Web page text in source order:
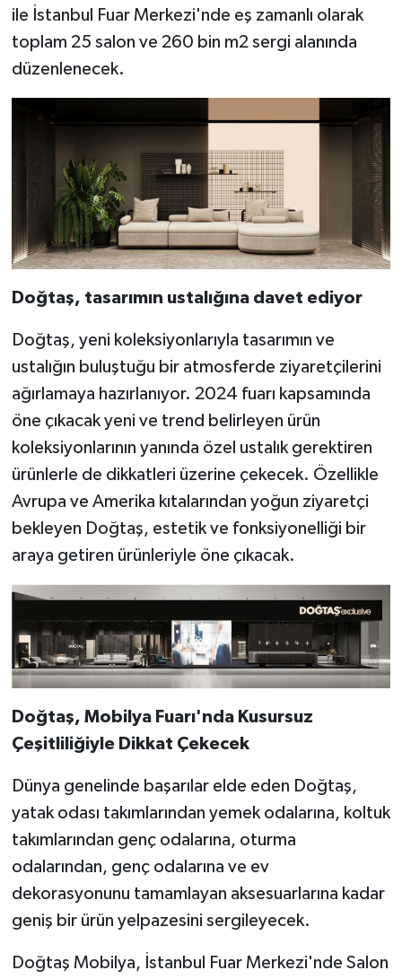
ile İstanbul Fuar Merkezi'nde eş zamanlı olarak
toplam 25 salon ve 260 bin m2 sergi alanında
düzenlenecek.
Doğtaş, tasarımın ustalığına davet ediyor
Doğtaş, yeni koleksiyonlarıyla tasarımın ve
ustalığın buluştuğu bir atmosferde ziyaretçilerini
ağırlamaya hazırlanıyor. 2024 fuarı kapsamında
öne çıkacak yeni ve trend belirleyen ürün
koleksiyonlarının yanında özel ustalık gerektiren
ürünlerle de dikkatleri üzerine çekecek. Özellikle
Avrupa ve Amerika kıtalarından yoğun ziyaretçi
bekleyen Doğtaş, estetik ve fonksiyonelliği bir
araya getiren ürünleriyle öne çıkacak.
Doğtaş, Mobilya Fuarı'nda Kusursuz
Çeşitliliğiyle Dikkat Çekecek
Dünya genelinde başarılar elde eden Doğtaş,
yatak odası takımlarından yemek odalarına, koltuk
takımlarından genç odalarına, oturma
odalarından, genç odalarına ve ev
dekorasyonunu tamamlayan aksesuarlarına kadar
geniş bir ürün yelpazesini sergileyecek.
Doğtaş Mobilya, İstanbul Fuar Merkezi'nde Salon